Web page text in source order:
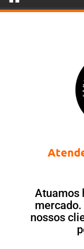
Atuamos
nossos